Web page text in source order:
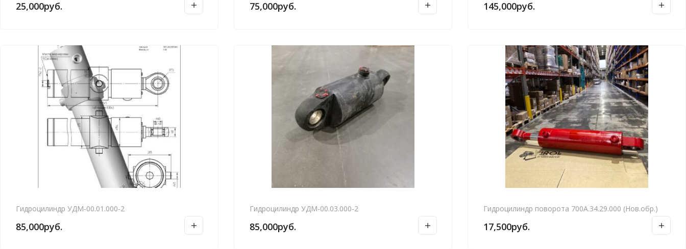
25,000руб. 75,000руб. 145,000руб.
Гидроцилиндр УДМ-00.01.000-2
85,000руб.
Гидроцилиндр УДМ-00.03.000-2
85,000руб.
Гидроцилиндр поворота 700А.34.29.000 (Нов.обр.)
17,500руб.